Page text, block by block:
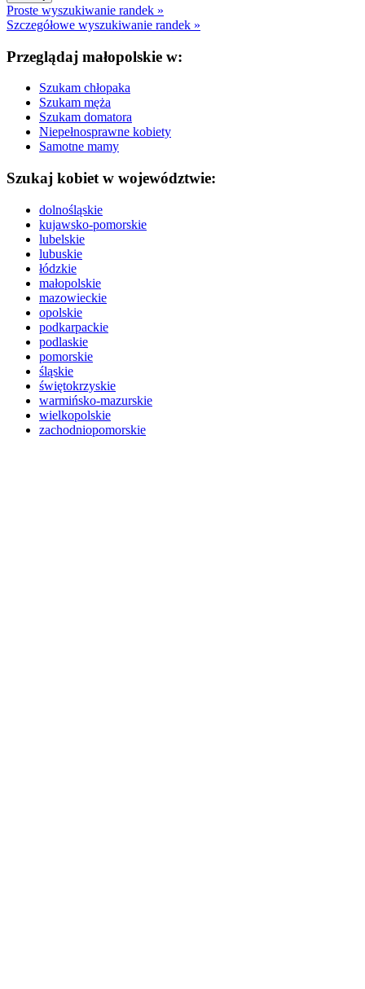
Proste wyszukiwanie randek »
Szczegółowe wyszukiwanie randek »
Przeglądaj małopolskie w:
Szukam chłopaka
Szukam męża
Szukam domatora
Niepełnosprawne kobiety
Samotne mamy
Szukaj kobiet w województwie:
dolnośląskie
kujawsko-pomorskie
lubelskie
lubuskie
łódzkie
małopolskie
mazowieckie
opolskie
podkarpackie
podlaskie
pomorskie
śląskie
świętokrzyskie
warmińsko-mazurskie
wielkopolskie
zachodniopomorskie